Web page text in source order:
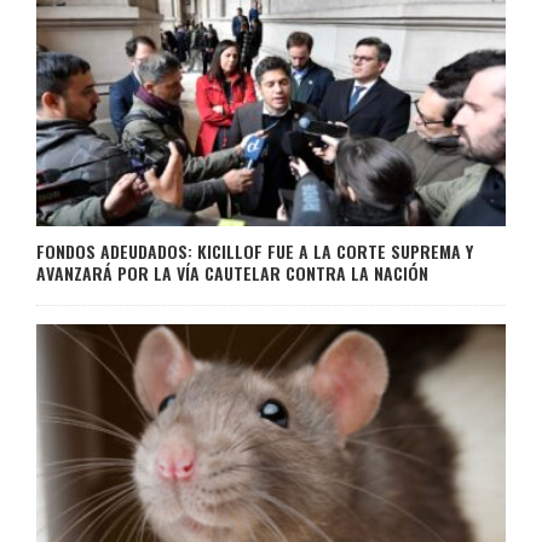
FONDOS ADEUDADOS: KICILLOF FUE A LA CORTE SUPREMA Y
AVANZARÁ POR LA VÍA CAUTELAR CONTRA LA NACIÓN